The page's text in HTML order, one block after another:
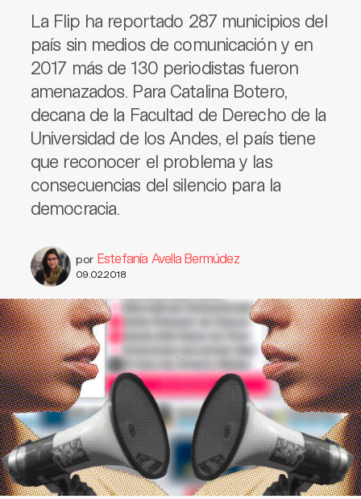
La Flip ha reportado 287 municipios del
país sin medios de comunicación y en
2017 más de 130 periodistas fueron
amenazados. Para Catalina Botero,
decana de la Facultad de Derecho de la
Universidad de los Andes, el país tiene
que reconocer el problema y las
consecuencias del silencio para la
democracia.
por Estefanía Avella Bermúdez
09.02.2018